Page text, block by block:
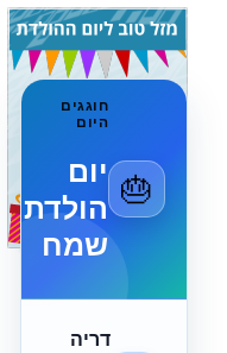
🎂
חוגגים
היום
יום
הולדת
שמח
דריה